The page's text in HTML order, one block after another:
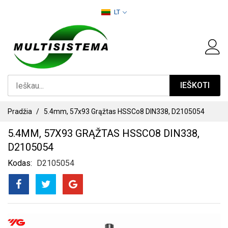
LT
IEŠKOTI
Pradžia 5.4mm, 57x93 Grąžtas HSSCo8 DIN338, D2105054
5.4MM, 57X93 GRĄŽTAS HSSCO8 DIN338,
D2105054
Kodas D2105054
PEREITI